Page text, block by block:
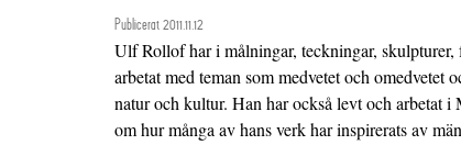
Publicerat 2011.11.12
Ulf Rollof har i målningar, teckningar,
arbetat med teman som medvetet och omedvetet
natur och kultur. Han har också levt och arbetat i
om hur många av hans verk har inspirerats av